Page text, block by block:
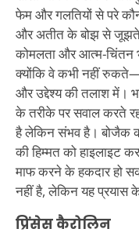
फेम और गलतियों से परे
और अतीत के बोझ से जूझते
कोमलता और आत्म-चिंतन
क्योंकि वे कभी नहीं
और उद्देश्य की तलाश में।
के तरीके पर सवाल करते
है लेकिन संभव है। बोजैक
की हिम्मत को हाइलाइट
माफ करने के हकदार हो
नहीं है, लेकिन यह प्रयास
प्रिंसेस कैरोलिन